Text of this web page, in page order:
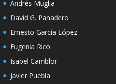
Andrés Muglia
David G. Panadero
Ernesto García López
Eugenia Rico
Isabel Camblor
Javier Puebla